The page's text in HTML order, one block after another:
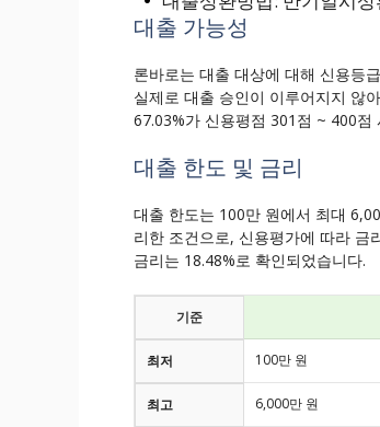
대출 가능성
론바로는 대출 대상에 대해 신용등
실제로 대출 승인이 이루어지지 않
67.03%가 신용평점 301점 ~ 400점
대출 한도 및 금리
대출 한도는 100만 원에서 최대
리한 조건으로, 신용평가에 따라 금
금리는 18.48%로 확인되었습니다.
기준
최저 100만 원
최고 6,000만 원